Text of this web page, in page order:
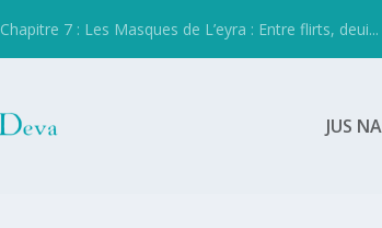
Chapitre 7 : Les Masques de L’eyra : Entre flirts, deui...
JUS